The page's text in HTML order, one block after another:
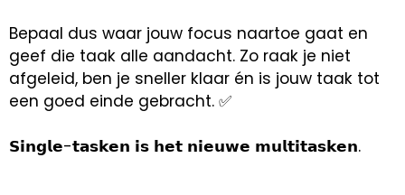
Bepaal dus waar jouw focus naartoe gaat en
geef die taak alle aandacht. Zo raak je niet
afgeleid, ben je sneller klaar én is jouw taak tot
een goed einde gebracht. ✅
𝗦𝗶𝗻𝗴𝗹𝗲-𝘁𝗮𝘀𝗸𝗲𝗻 𝗶𝘀 𝗵𝗲𝘁 𝗻𝗶𝗲𝘂𝘄𝗲 𝗺𝘂𝗹𝘁𝗶𝘁𝗮𝘀𝗸𝗲𝗻.